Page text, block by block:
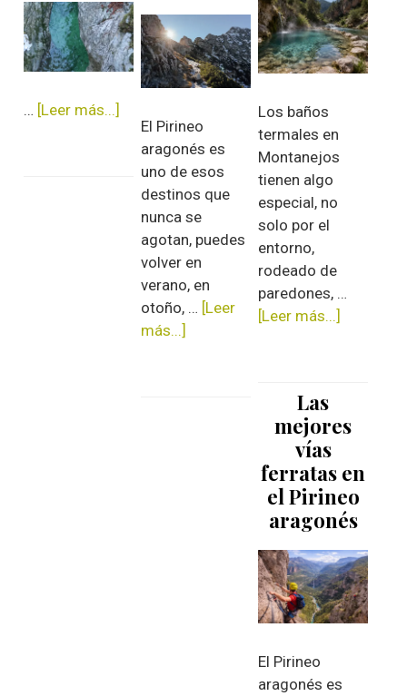
… [Leer más...]
rutas
son
sombra
pozas
cerca
Aínsa
El Pirineo
aragonés es
uno de esos
destinos que
nunca se
agotan, puedes
volver en
verano, en
otoño, … [Leer
más...]
Los baños
termales en
Montanejos
tienen algo
especial, no
solo por el
entorno,
rodeado de
paredones, …
[Leer más...]
baños
en
Las
mejores
vías
ferratas en
el Pirineo
aragonés
El Pirineo
aragonés es